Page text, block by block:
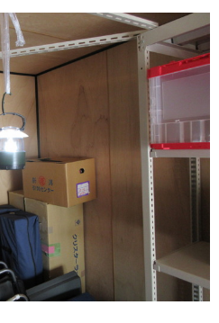
韓国・芸能
スポーツ
グルメ
ショッピング